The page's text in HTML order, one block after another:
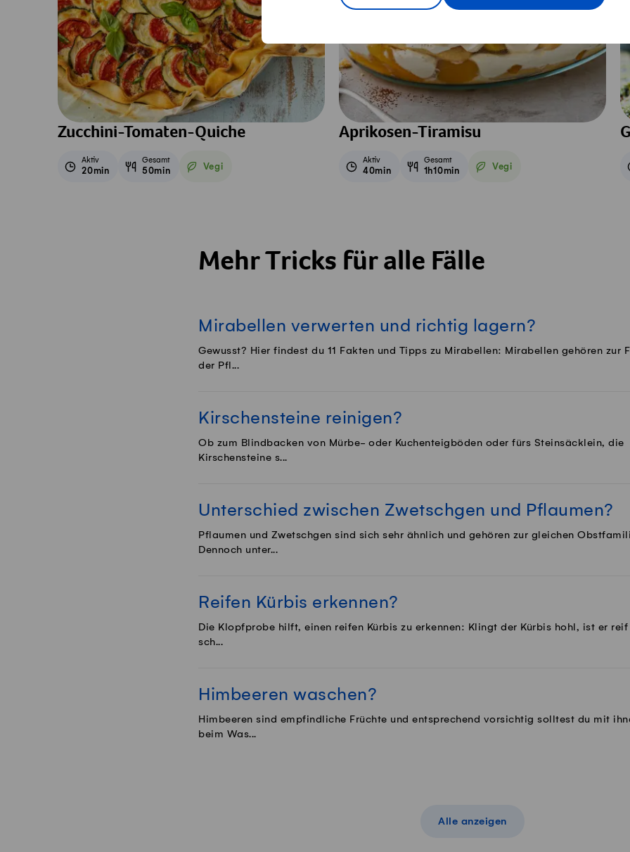
Zucchini-Tomaten-Quiche
Aktiv
20min
Gesamt
50min Vegi
Vegetarisch
Aprikosen-Tiramisu
Aktiv
40min
Gesamt
1h10min Vegi
Vegetarisch
Mehr Tricks für alle Fälle
Mirabellen verwerten und richtig lagern?
Gewusst? Hier findest du 11 Fakten und Tipps zu Mirabellen: Mirabellen gehören zur
der Pfl...
Kirschensteine reinigen?
Ob zum Blindbacken von Mürbe- oder Kuchenteigböden oder fürs Steinsäcklein, die
Kirschensteine s...
Unterschied zwischen Zwetschgen und Pflaumen?
Pflaumen und Zwetschgen sind sich sehr ähnlich und gehören zur gleichen
Dennoch unter...
Reifen Kürbis erkennen?
Die Klopfprobe hilft, einen reifen Kürbis zu erkennen: Klingt der Kürbis hohl, ist er reif
sch...
Himbeeren waschen?
Himbeeren sind empfindliche Früchte und entsprechend vorsichtig solltest du mit
beim Was...
Alle anzeigen